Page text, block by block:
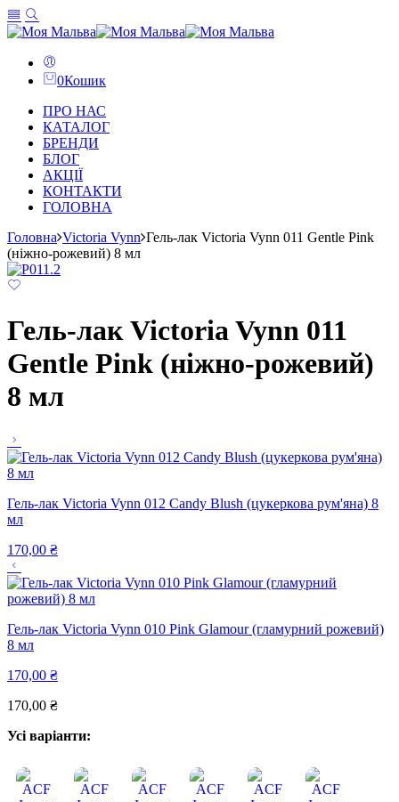
0Кошик
ПРО НАС
КАТАЛОГ
БРЕНДИ
БЛОГ
АКЦІЇ
КОНТАКТИ
ГОЛОВНА
Головна Victoria Vynn Гель-лак Victoria Vynn 011 Gentle Pink
(ніжно-рожевий) 8 мл
Гель-лак Victoria Vynn 011
Gentle Pink (ніжно-рожевий)
8 мл
Гель-лак Victoria Vynn 012 Candy Blush (цукеркова рум'яна) 8
мл
170,00 ₴
Гель-лак Victoria Vynn 010 Pink Glamour (гламурний рожевий)
8 мл
170,00 ₴
170,00 ₴
Усі варіанти: